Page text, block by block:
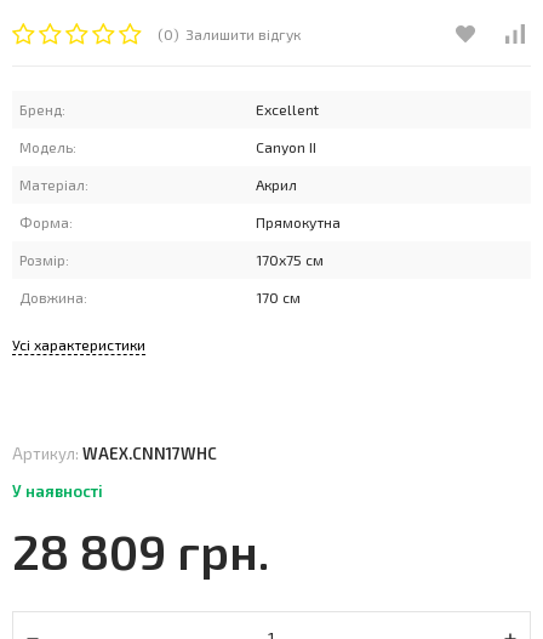
(0) Залишити відгук
Бренд: Excellent
Модель: Canyon II
Матеріал: Акрил
Форма: Прямокутна
Розмір: 170x75 см
Довжина: 170 см
Усі характеристики
Артикул: WAEX.CNN17WHC
У наявності
28 809 грн.